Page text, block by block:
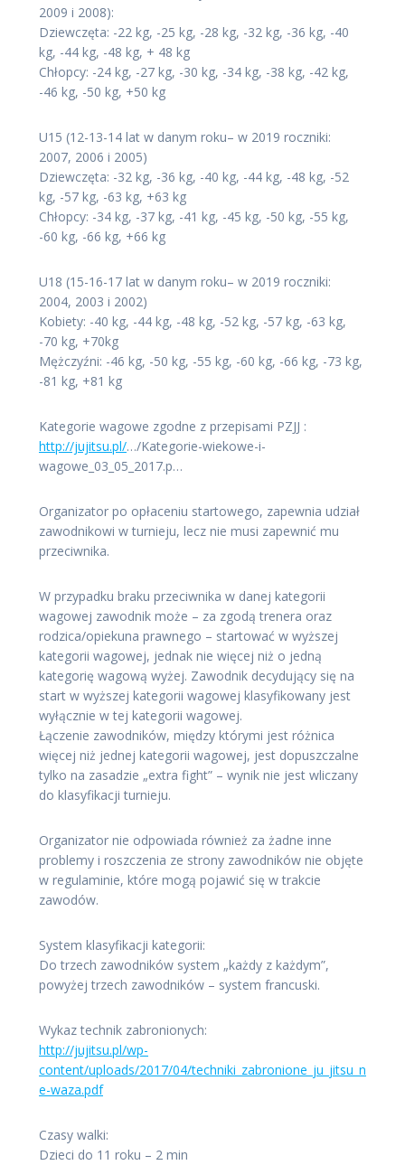
2009 i 2008):
Dziewczęta: -22 kg, -25 kg, -28 kg, -32 kg, -36 kg, -40
kg, -44 kg, -48 kg, + 48 kg
Chłopcy: -24 kg, -27 kg, -30 kg, -34 kg, -38 kg, -42 kg,
-46 kg, -50 kg, +50 kg
U15 (12-13-14 lat w danym roku– w 2019 roczniki:
2007, 2006 i 2005)
Dziewczęta: -32 kg, -36 kg, -40 kg, -44 kg, -48 kg, -52
kg, -57 kg, -63 kg, +63 kg
Chłopcy: -34 kg, -37 kg, -41 kg, -45 kg, -50 kg, -55 kg,
-60 kg, -66 kg, +66 kg
U18 (15-16-17 lat w danym roku– w 2019 roczniki:
2004, 2003 i 2002)
Kobiety: -40 kg, -44 kg, -48 kg, -52 kg, -57 kg, -63 kg,
-70 kg, +70kg
Mężczyźni: -46 kg, -50 kg, -55 kg, -60 kg, -66 kg, -73 kg,
-81 kg, +81 kg
Kategorie wagowe zgodne z przepisami PZJJ :
http://jujitsu.pl/…/Kategorie-wiekowe-i-
wagowe_03_05_2017.p…
Organizator po opłaceniu startowego, zapewnia udział
zawodnikowi w turnieju, lecz nie musi zapewnić mu
przeciwnika.
W przypadku braku przeciwnika w danej kategorii
wagowej zawodnik może – za zgodą trenera oraz
rodzica/opiekuna prawnego – startować w wyższej
kategorii wagowej, jednak nie więcej niż o jedną
kategorię wagową wyżej. Zawodnik decydujący się na
start w wyższej kategorii wagowej klasyfikowany jest
wyłącznie w tej kategorii wagowej.
Łączenie zawodników, między którymi jest różnica
więcej niż jednej kategorii wagowej, jest dopuszczalne
tylko na zasadzie „extra fight” – wynik nie jest wliczany
do klasyfikacji turnieju.
Organizator nie odpowiada również za żadne inne
problemy i roszczenia ze strony zawodników nie objęte
w regulaminie, które mogą pojawić się w trakcie
zawodów.
System klasyfikacji kategorii:
Do trzech zawodników system „każdy z każdym”,
powyżej trzech zawodników – system francuski.
Wykaz technik zabronionych:
http://jujitsu.pl/wp-
content/uploads/2017/04/techniki_zabronione_ju_jitsu_n
e-waza.pdf
Czasy walki:
Dzieci do 11 roku – 2 min